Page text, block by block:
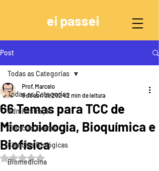
ei passei
Post
Todas as Categorias
Administração
Ciências Exatas
Ciências Biológicas
Biomedicina
Todas as Categorias
66 Temas para TCC de
Microbiologia, Bioquímica e
Biofísica
Prof. Marcelo
9 de abr. de 20242 min de leitura
Avaliado com NaN de 5 estrelas.